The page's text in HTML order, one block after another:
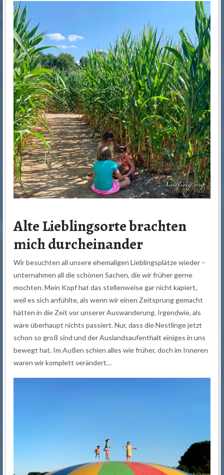
Alte Lieblingsorte brachten
mich durcheinander
Wir besuchten all unsere ehemaligen Lieblingsplätze wieder –
unternahmen all die schönen Sachen, die wir früher gerne
mochten. Mein Kopf hat das stellenweise gar nicht kapiert,
weil es sich anfühlte, als wenn wir einen Zeitsprung gemacht
hätten in die Zeit vor unserer Auswanderung. Irgendwie, als
wäre überhaupt nichts passiert. Nur, dass die Nestlinge jetzt
schon so groß sind und der Auslandsaufenthalt einiges in uns
bewegt hat. Im Außen schien alles wie früher, doch im Inneren
waren wir komplett verändert…